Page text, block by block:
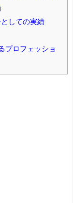
しての実績
プロフェッショ